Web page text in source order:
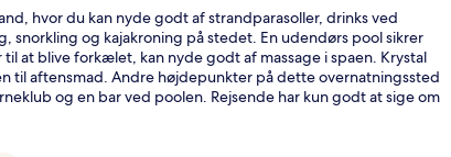
Luftfoto
hvor du kan nyde godt af strandparasoller, drinks ved
og kajakroning på stedet. En udendørs pool sikrer
at blive forkælet, kan nyde godt af massage i spaen. Krystal
til aftensmad. Andre højdepunkter på dette overnatningssted
og en bar ved poolen. Rejsende har kun godt at sige om